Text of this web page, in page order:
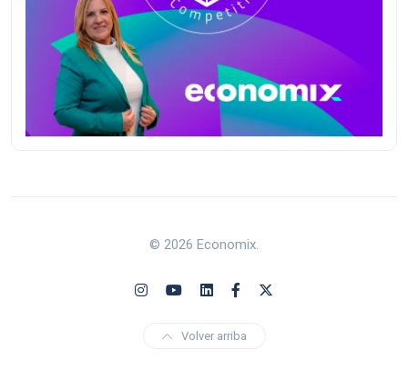
© 2026 Economix.
Volver arriba